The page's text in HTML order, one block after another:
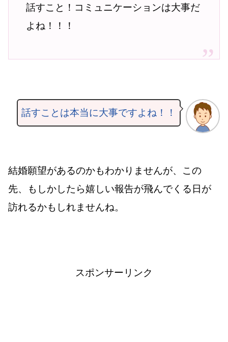
話すこと！コミュニケーションは大事だ
よね！！！
話すことは本当に大事ですよね！！
結婚願望があるのかもわかりませんが、この
先、もしかしたら嬉しい報告が飛んでくる日が
訪れるかもしれませんね。
スポンサーリンク